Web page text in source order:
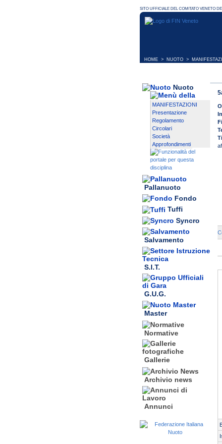
HOME > NUOTO >
Nuoto
MANIFESTAZIONI
Presentazione
Regolamento
Circolari
Società
Approfondimenti
Pallanuoto
Fondo
Tuffi
Syncro
Salvamento
S.I.T.
G.U.G.
Master
Normative
Gallerie
Archivio news
Annunci